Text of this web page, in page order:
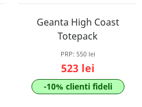
Geanta High Coast
Totepack
PRP: 550 lei
523 lei
-10% clienti fideli